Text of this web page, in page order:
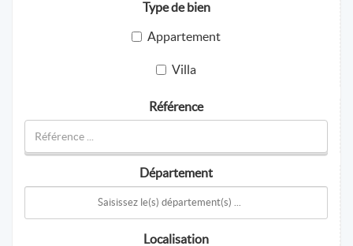
Type de bien
Appartement
Villa
Référence
Département
Localisation